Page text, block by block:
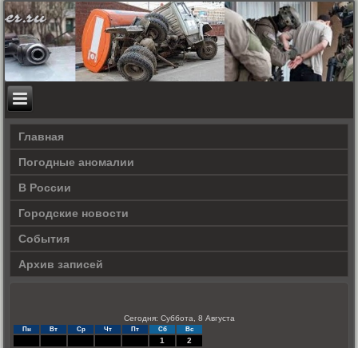
Главная
Погодные аномалии
В России
Городские новости
События
Архив записей
Сегодня: Суббота, 8 Августа
Пн Вт Ср Чт Пт Сб Вс
1
2